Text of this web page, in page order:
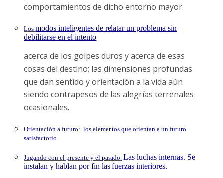
comportamientos de dicho entorno mayor.
Losmodos inteligentes de relatar un problema sin
debilitarse en el intento
acerca de los golpes duros y acerca de esas
cosas del destino; las dimensiones profundas
que dan sentido y orientación a la vida aún
siendo contrapesos de las alegrías terrenales
ocasionales.
Orientación a futuro: los elementos que orientan a un futuro
satisfactorio
Jugando con el presente y el pasado. Las luchas internas. Se
instalan y hablan por fin las fuerzas interiores.